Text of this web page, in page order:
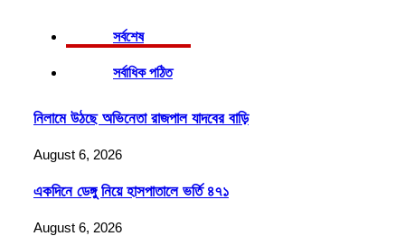
সর্বশেষ
সর্বাধিক পঠিত
নিলামে উঠছে অভিনেতা রাজপাল যাদবের বাড়ি
August 6, 2026
একদিনে ডেঙ্গু নিয়ে হাসপাতালে ভর্তি ৪৭১
August 6, 2026